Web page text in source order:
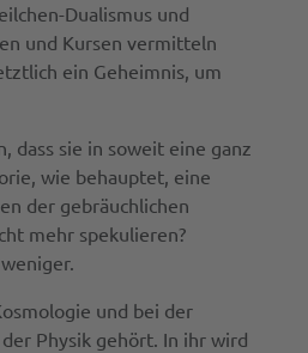
Dualismus und
und Kursen vermitteln
ein Geheimnis, um
dass sie in soweit eine ganz
wie behauptet, eine
der gebräuchlichen
mehr spekulieren?
und bei der
Physik gehört. In ihr wird